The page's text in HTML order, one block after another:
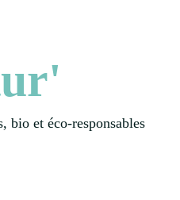
bio et éco-responsables